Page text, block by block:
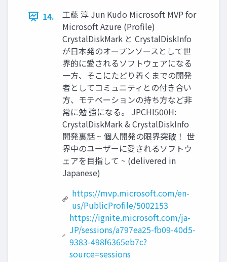
14.
工藤 淳 Jun Kudo Microsoft MVP for
Microsoft Azure (Profile)
CrystalDiskMark と CrystalDiskInfo
が日本発のオープンソースとして世
界的に愛されるソフトウェアになる
一方、そこにたどり着くまでの開発
者としてコミュニティとの付き合い
方、モチベーションの持ち方など非
常に勉 強になる。 JPCHI500H:
CrystalDiskMark & CrystalDiskInfo
開発裏話 ~ 個人開発の限界突破！ 世
界中のユーザーに愛されるソフトウ
ェアを目指して ~ (delivered in
Japanese)
https://mvp.microsoft.com/en-
us/PublicProfile/5002153
https://ignite.microsoft.com/ja-
JP/sessions/a797ea25-fb09-40d5-
9383-498f6365eb7c?
source=sessions